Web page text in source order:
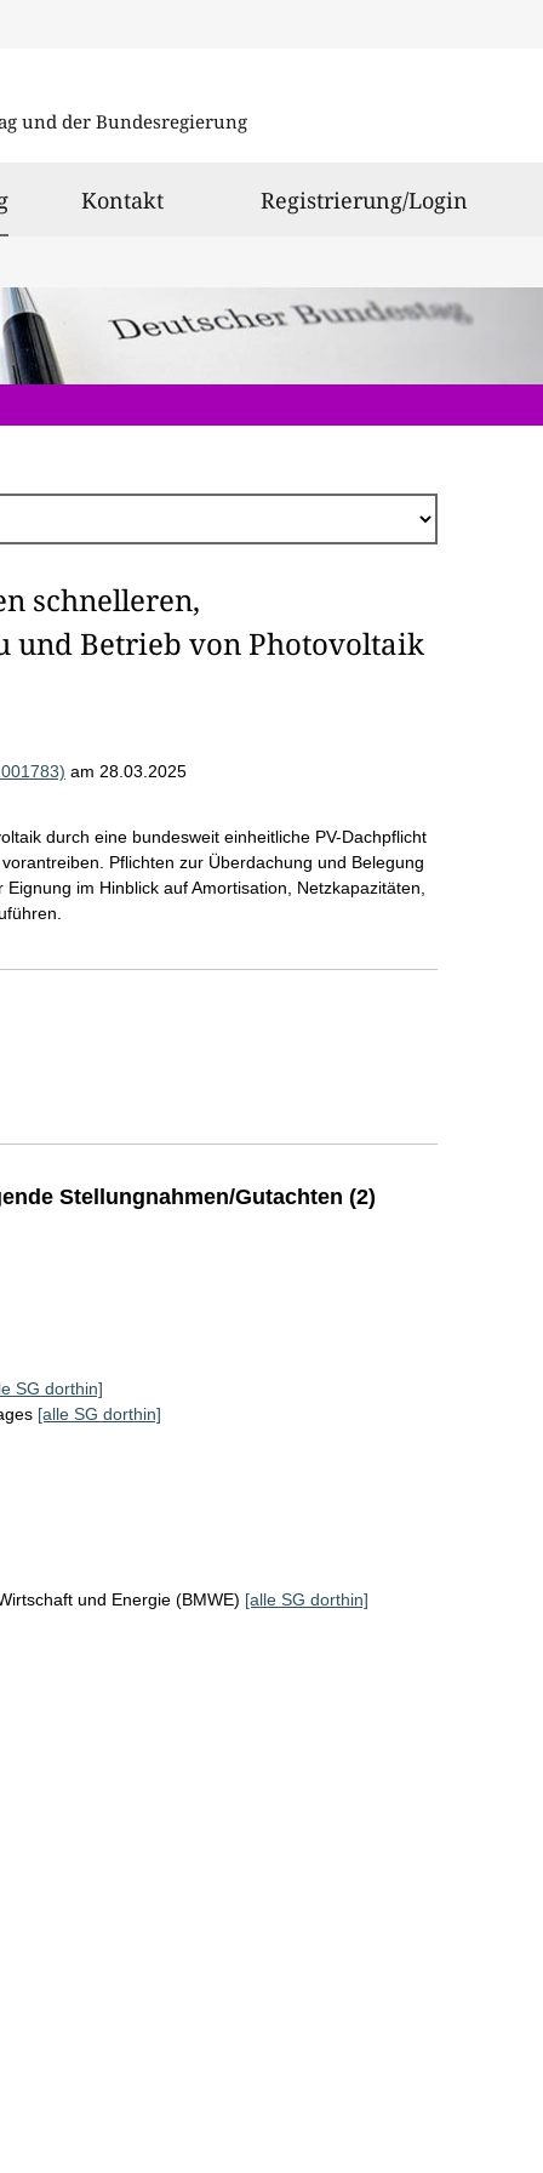
und der Bundesregierung
ausgewählt
Kontakt Registrierung/Login
schnelleren,
und Betrieb von Photovoltaik
am 28.03.2025
durch eine bundesweit einheitliche PV-Dachpflicht
Pflichten zur Überdachung und Belegung
im Hinblick auf Amortisation, Netzkapazitäten,
Stellungnahmen/Gutachten (2)
SG dorthin]
[alle SG dorthin]
und Energie (BMWE) [alle SG dorthin]